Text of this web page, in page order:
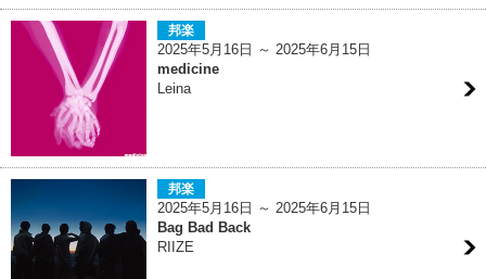
邦楽
2025年5月16日 ～ 2025年6月15日
medicine
Leina
邦楽
2025年5月16日 ～ 2025年6月15日
Bag Bad Back
RIIZE